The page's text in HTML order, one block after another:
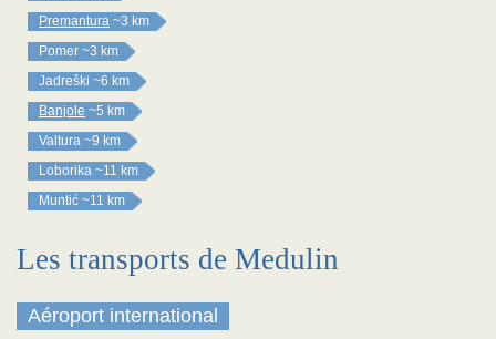
Premantura ~3 km
Pomer ~3 km
Jadreški ~6 km
Banjole ~5 km
Valtura ~9 km
Loborika ~11 km
Muntić ~11 km
Les transports de Medulin
Aéroport international